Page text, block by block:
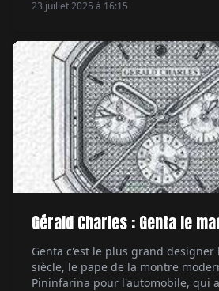
23 juillet 2025 à 16:15
Gérald Charles : Genta le
Genta c'est le plus grand designer
siècle, le pape de la montre
Pininfarina pour l'automobile, qui